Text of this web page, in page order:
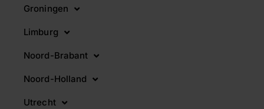
Groningen
Limburg
Noord-Brabant
Noord-Holland
Utrecht